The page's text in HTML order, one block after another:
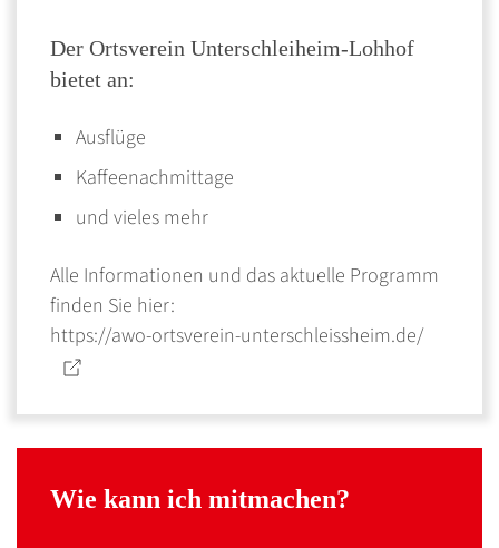
Der Ortsverein Unterschleiheim-Lohhof
bietet an:
Ausflüge
Kaffeenachmittage
und vieles mehr
Alle Informationen und das aktuelle Programm
finden Sie hier:
https://awo-ortsverein-unterschleissheim.de/
Wie kann ich mitmachen?